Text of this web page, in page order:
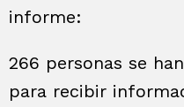
informe:
266 personas se
para recibir